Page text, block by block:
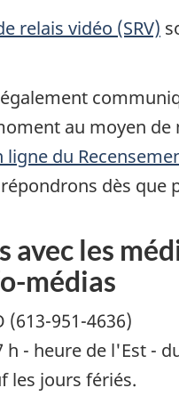
relais vidéo (SRV)
au moyen de
du
dès que
avec les
médias
(613-951-4636)
h - heure de l'Est -
les jours fériés.